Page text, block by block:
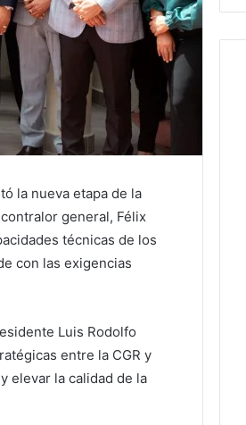
la nueva etapa de la
general, Félix
técnicas de los
con las exigencias
Luis Rodolfo
entre la CGR y
elevar la calidad de la